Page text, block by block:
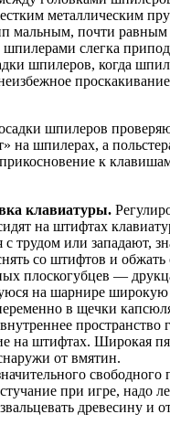
металлическим
мальным, почти равным
слегка
шпилеров, когда
шпилеров
на шпилерах, а
к
клавиатуры.
на штифтах
с трудом или западают,
со штифтов и
плоскогубцев —
на шарнире широкую
в щечки
пространство
на штифтах. Широкая
от вмятин.
при игре, надо
древесину и